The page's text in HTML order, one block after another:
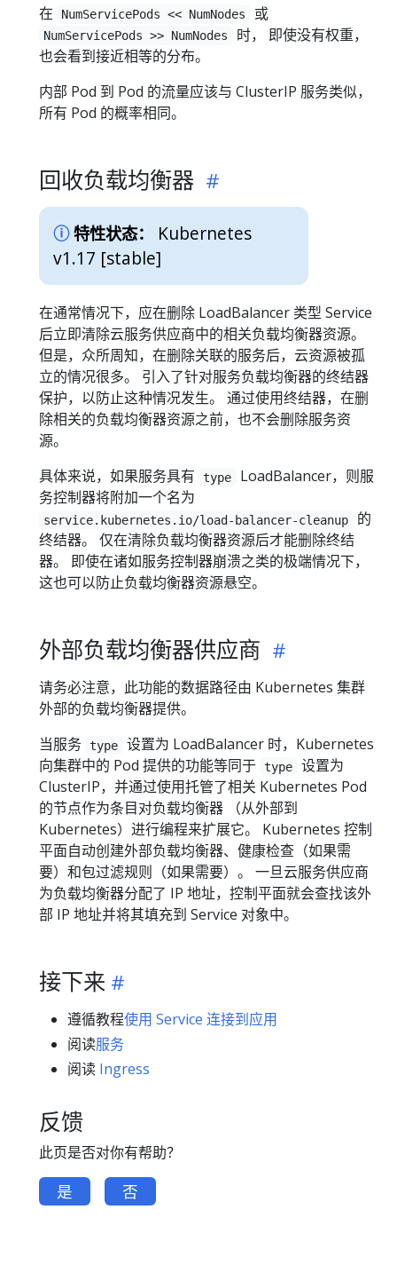
在
NumServicePods << NumNodes 或
NumServicePods >> NumNodes
时， 即使没有权重，
也会看到接近相等的分布。
内部 Pod 到 Pod 的流量应该与 ClusterIP 服务类似，
所有 Pod 的概率相同。
回收负载均衡器
特性状态：
Kubernetes
v1.17 [stable]
在通常情况下，应在删除 LoadBalancer 类型 Service
后立即清除云服务供应商中的相关负载均衡器资源。
但是，众所周知，在删除关联的服务后，云资源被孤
立的情况很多。 引入了针对服务负载均衡器的终结器
保护，以防止这种情况发生。 通过使用终结器，在删
除相关的负载均衡器资源之前，也不会删除服务资
源。
具体来说，如果服务具有
type
LoadBalancer，则服
务控制器将附加一个名为
service.kubernetes.io/load-balancer-cleanup
的
终结器。 仅在清除负载均衡器资源后才能删除终结
器。 即使在诸如服务控制器崩溃之类的极端情况下，
这也可以防止负载均衡器资源悬空。
外部负载均衡器供应商
请务必注意，此功能的数据路径由 Kubernetes 集群
外部的负载均衡器提供。
当服务 type
设置为 LoadBalancer 时，Kubernetes
向集群中的 Pod 提供的功能等同于 type
设置为
ClusterIP，并通过使用托管了相关 Kubernetes Pod
的节点作为条目对负载均衡器 （从外部到
Kubernetes）进行编程来扩展它。 Kubernetes 控制
平面自动创建外部负载均衡器、健康检查（如果需
要）和包过滤规则（如果需要）。 一旦云服务供应商
为负载均衡器分配了 IP 地址，控制平面就会查找该外
部 IP 地址并将其填充到 Service 对象中。
接下来
遵循教程使用 Service 连接到应用
阅读服务
阅读 Ingress
反馈
此页是否对你有帮助？
是 否